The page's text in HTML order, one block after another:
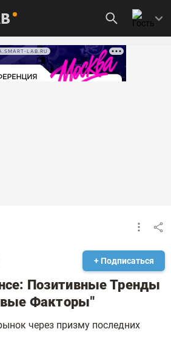
LAB.RU
+ Подписаться
Позитивные Тренды
Факторы"
через призму последних